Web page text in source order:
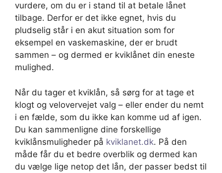
vurdere, om du er i stand til at betale lånet
tilbage. Derfor er det ikke egnet, hvis du
pludselig står i en akut situation som for
eksempel en vaskemaskine, der er brudt
sammen – og dermed er kviklånet din eneste
mulighed.
Når du tager et kviklån, så sørg for at tage et
klogt og velovervejet valg – eller ender du nemt
i en fælde, som du ikke kan komme ud af igen.
Du kan sammenligne dine forskellige
kviklånsmuligheder på kviklanet.dk. På den
måde får du et bedre overblik og dermed kan
du vælge lige netop det lån, der passer bedst til